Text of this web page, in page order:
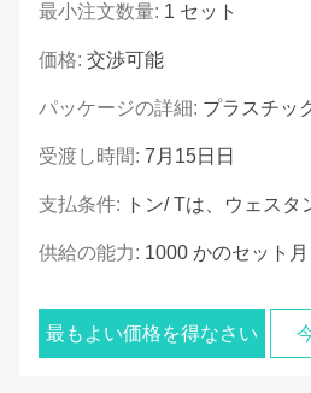
最小注文数量: 1 セット
価格: 交渉可能
パッケージの詳細: プラスチッ
受渡し時間: 7月15日日
支払条件: トン/ Tは、ウェス
供給の能力: 1000 かのセット月
最もよい価格を得なさい